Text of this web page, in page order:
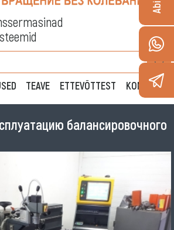
TEAVE ETTEVÕTTEST KONTAKTID
балансировочного
Abi